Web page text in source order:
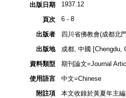
出版日期 1937.12
頁次 6 - 8
出版者
四川省佛教會(成都北
出版地
成都, 中國 [Chengdu,
資料類型
期刊論文=Journal
使用語言
中文=Chinese
附註項
本文收錄於黃夏年主